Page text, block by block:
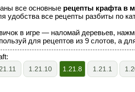
все основные рецепты крафта в
удобства все рецепты разбиты по
в игре — наломай деревьев,
для рецептов из 9 слотов, а
1.21.10 1.21.8 1.21.1